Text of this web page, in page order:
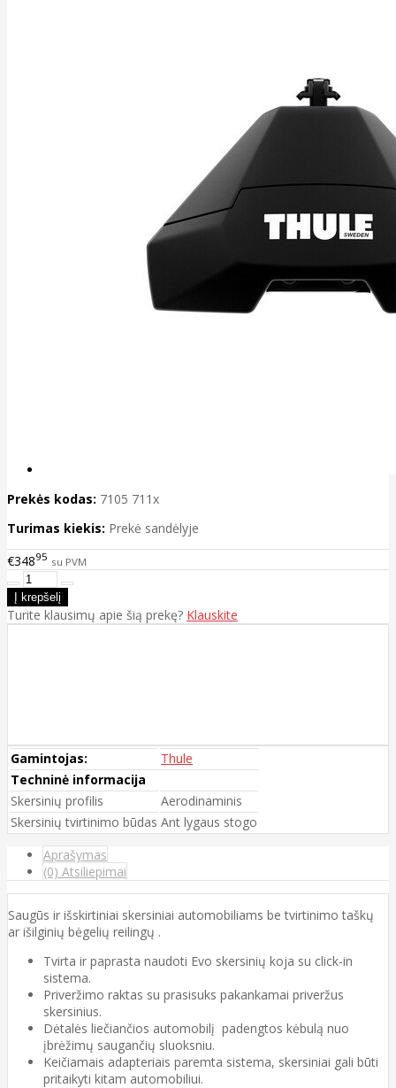
Prekės kodas: 7105 711x
Turimas kiekis: Prekė sandėlyje
€34895 su PVM
Turite klausimų apie šią prekę? Klauskite
Gamintojas:
Thule
Techninė informacija
Skersinių profilis
Aerodinaminis
Skersinių tvirtinimo būdas Ant lygaus stogo
Aprašymas
(0) Atsiliepimai
Saugūs ir išskirtiniai skersiniai automobiliams be tvirtinimo taškų
ar išilginių bėgelių reilingų .
Tvirta ir paprasta naudoti Evo skersinių koja su click-in
sistema.
Priveržimo raktas su prasisuks pakankamai priveržus
skersinius.
Dėtalės liečiančios automobilį padengtos kėbulą nuo
įbrėžimų saugančių sluoksniu.
Keičiamais adapteriais paremta sistema, skersiniai gali būti
pritaikyti kitam automobiliui.